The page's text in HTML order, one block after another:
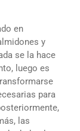
en
y
se la hace
luego es
para
las